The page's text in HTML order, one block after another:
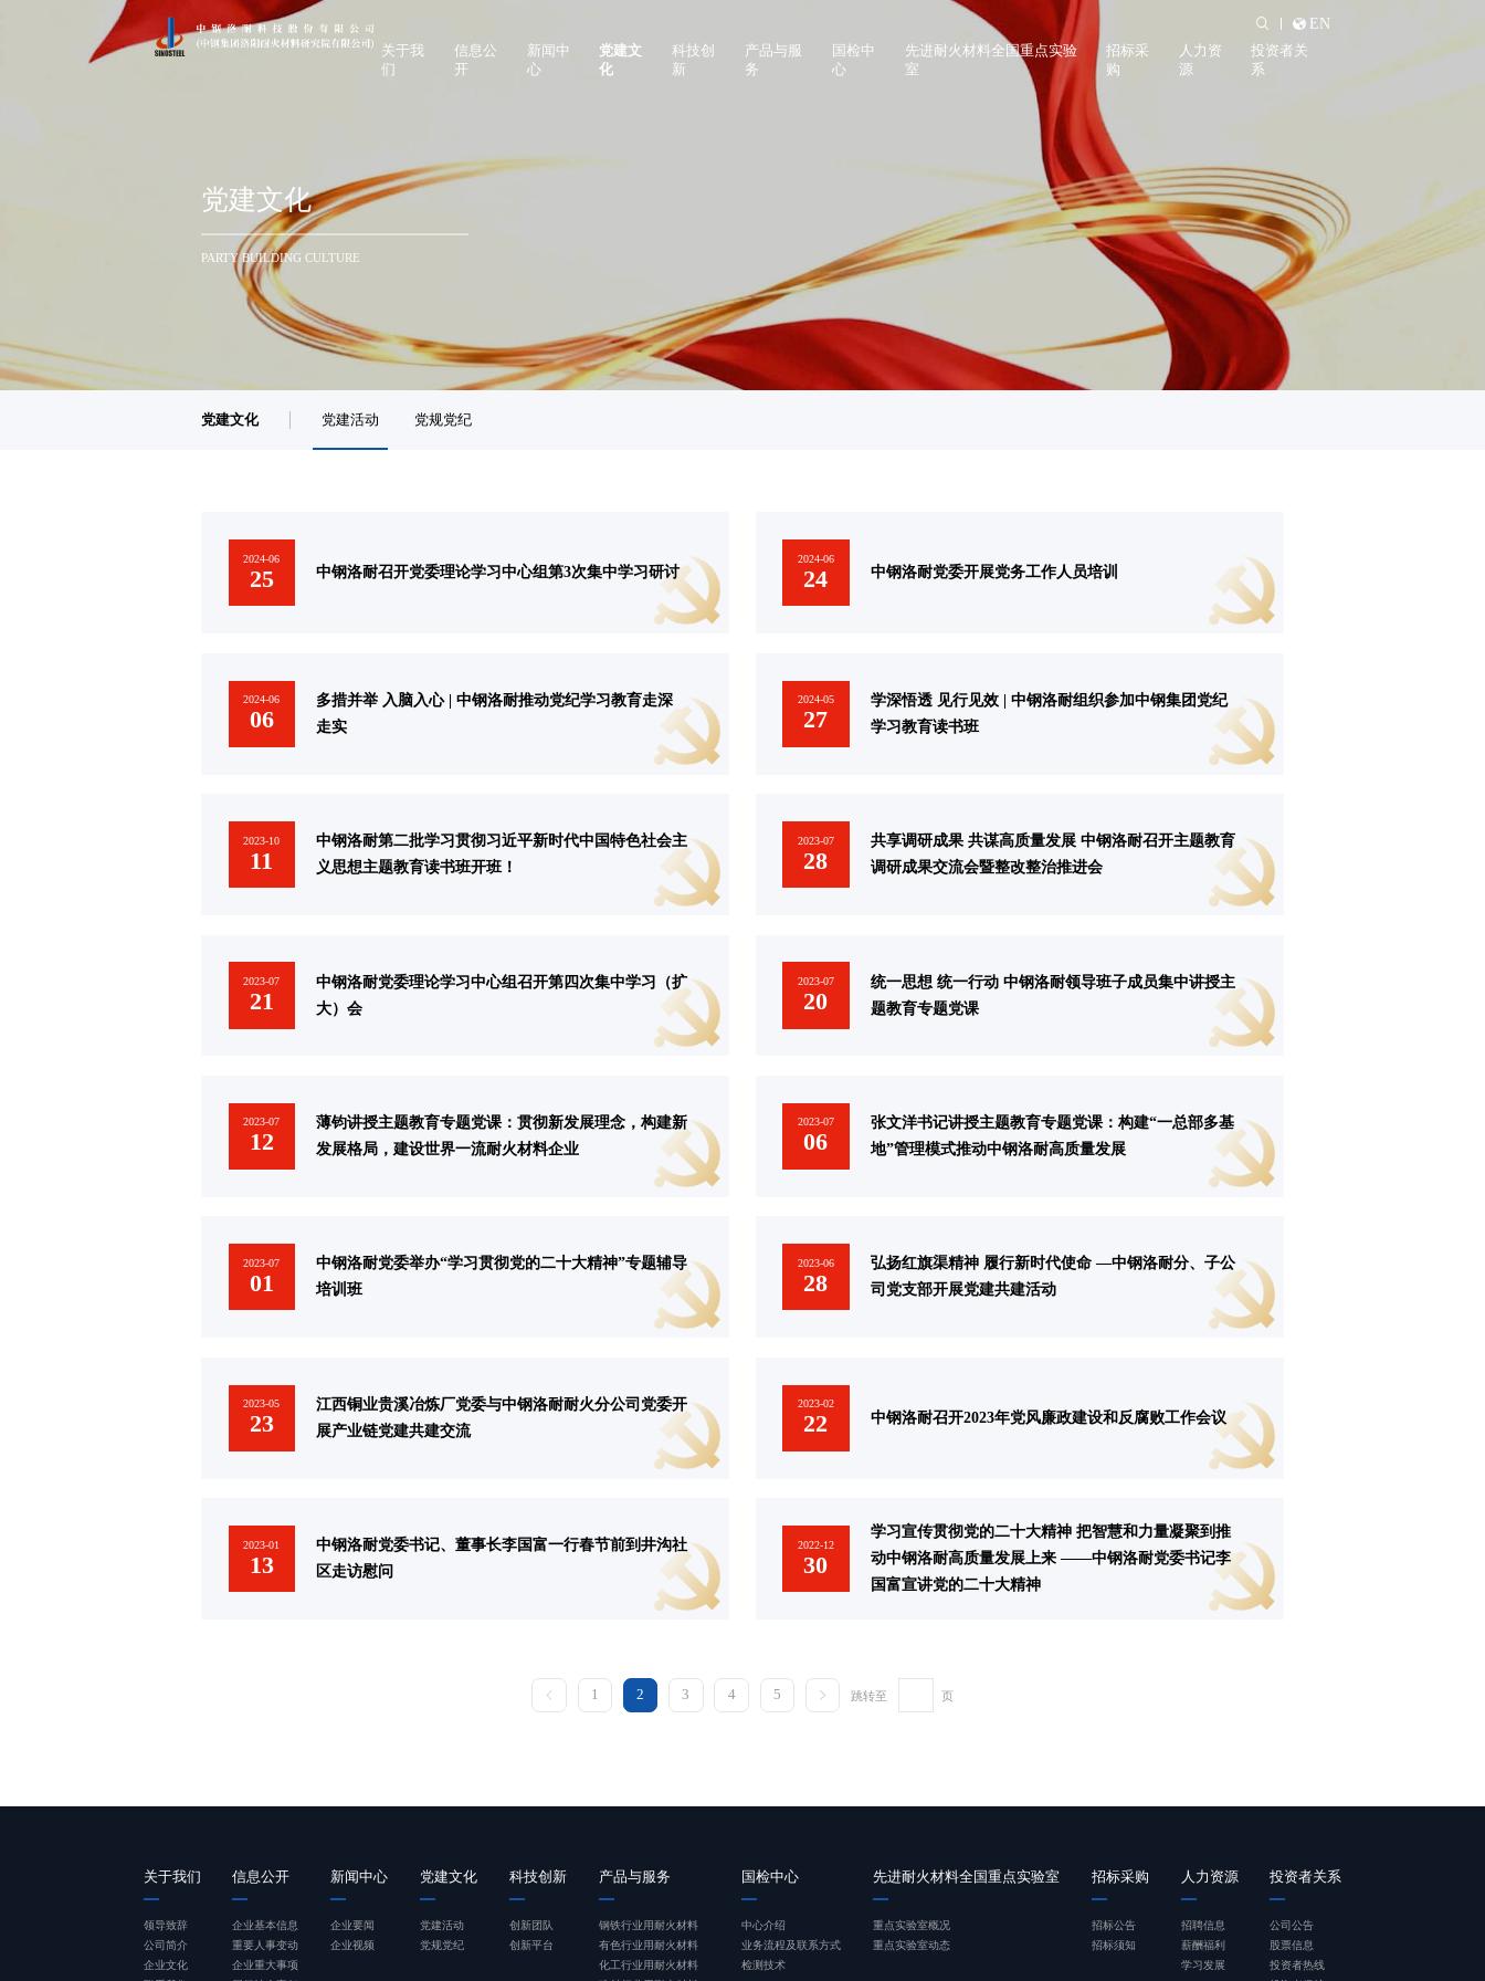
关于我
们
企业文化
信息公
开
企业重大事项
新闻中
心
党建文
化
科技创
新
产品与服
务
高温检测仪器
齿科设备
工程设计及施工总承包
国检中
心
先进耐火材料全国重点实验
室
重点实验室概况
重点实验室动态
招标采
购
招标须知
人力资
源
学习发展
投资者关
系
投资者热线
投资者保护
EN
党建文化
PARTY BUILDING CULTURE
党建文化 党建活动 党规党纪
2024-06
25 中钢洛耐召开党委理论学习中心组第3次集中学习研讨
2024-06
24 中钢洛耐党委开展党务工作人员培训
2024-06
06
多措并举 入脑入心 | 中钢洛耐推动党纪学习教育走深
走实
2024-05
27
学深悟透 见行见效 | 中钢洛耐组织参加中钢集团党纪
学习教育读书班
2023-10
11
中钢洛耐第二批学习贯彻习近平新时代中国特色社会主
义思想主题教育读书班开班！
2023-07
28
共享调研成果 共谋高质量发展 中钢洛耐召开主题教育
调研成果交流会暨整改整治推进会
2023-07
21
中钢洛耐党委理论学习中心组召开第四次集中学习（扩
大）会
2023-07
20
统一思想 统一行动 中钢洛耐领导班子成员集中讲授主
题教育专题党课
2023-07
12
薄钧讲授主题教育专题党课：贯彻新发展理念，构建新
发展格局，建设世界一流耐火材料企业
2023-07
06
张文洋书记讲授主题教育专题党课：构建“一总部多基
地”管理模式推动中钢洛耐高质量发展
2023-07
01
中钢洛耐党委举办“学习贯彻党的二十大精神”专题辅导
培训班
2023-06
28
弘扬红旗渠精神 履行新时代使命 —中钢洛耐分、子公
司党支部开展党建共建活动
2023-05
23
江西铜业贵溪冶炼厂党委与中钢洛耐耐火分公司党委开
展产业链党建共建交流
2023-02
22 中钢洛耐召开2023年党风廉政建设和反腐败工作会议
2023-01
13
中钢洛耐党委书记、董事长李国富一行春节前到井沟社
区走访慰问
2022-12
30
学习宣传贯彻党的二十大精神 把智慧和力量凝聚到推
动中钢洛耐高质量发展上来 ——中钢洛耐党委书记李
国富宣讲党的二十大精神
1 2 3 4 5 跳转至 页
关于我们
领导致辞
公司简介
企业文化
信息公开
企业基本信息
重要人事变动
企业重大事项
新闻中心
企业要闻
企业视频
党建文化
党建活动
党规党纪
科技创新
创新团队
创新平台
产品与服务
钢铁行业用耐火材料
有色行业用耐火材料
化工行业用耐火材料
国检中心
中心介绍
业务流程及联系方式
检测技术
先进耐火材料全国重点实验室
重点实验室概况
重点实验室动态
招标采购
招标公告
招标须知
人力资源
招聘信息
薪酬福利
学习发展
投资者关系
公司公告
股票信息
投资者热线